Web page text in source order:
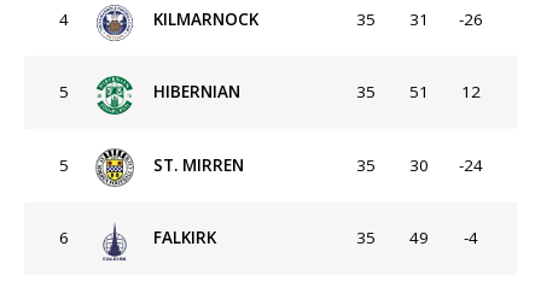
4 KILMARNOCK 35 31 -26
5 HIBERNIAN 35 51 12
5 ST. MIRREN 35 30 -24
6 FALKIRK 35 49 -4